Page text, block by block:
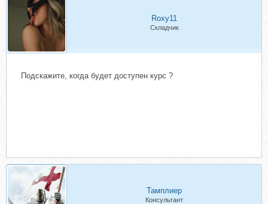
Roxy11
Складчик
Подскажите, когда будет доступен курс ?
Тамплиер
Консультант